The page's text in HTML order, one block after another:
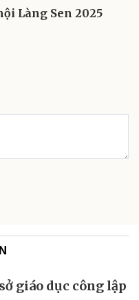
Làng Sen 2025
giáo dục công lập